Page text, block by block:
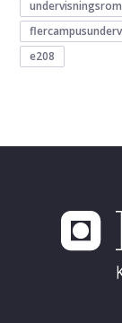
undervisningsrom
e208